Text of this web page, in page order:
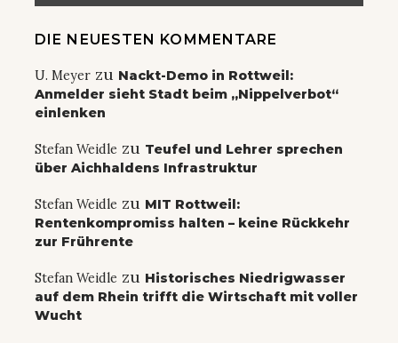
DIE NEUESTEN KOMMENTARE
U. Meyer zu Nackt-Demo in Rottweil:
Anmelder sieht Stadt beim „Nippelverbot“
einlenken
Stefan Weidle zu Teufel und Lehrer sprechen
über Aichhaldens Infrastruktur
Stefan Weidle zu MIT Rottweil:
Rentenkompromiss halten – keine Rückkehr
zur Frührente
Stefan Weidle zu Historisches Niedrigwasser
auf dem Rhein trifft die Wirtschaft mit voller
Wucht